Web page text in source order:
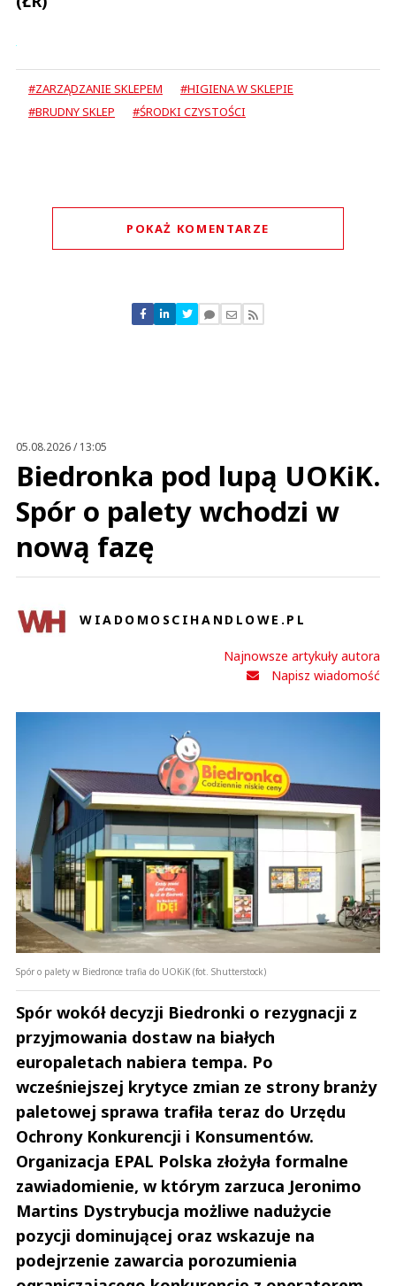
#ZARZĄDZANIE SKLEPEM
#HIGIENA W SKLEPIE
#BRUDNY SKLEP
#ŚRODKI CZYSTOŚCI
POKAŻ KOMENTARZE
Nie znaleziono komentarzy
Zostaw swoje komentarze
05.08.2026 / 13:05
Biedronka pod lupą UOKiK.
Spór o palety wchodzi w
nową fazę
WIADOMOSCIHANDLOWE.PL
Najnowsze artykuły autora
Napisz wiadomość
Spór o palety w Biedronce trafia do UOKiK (fot. Shutterstock)
Spór wokół decyzji Biedronki o rezygnacji z
przyjmowania dostaw na białych
europaletach nabiera tempa. Po
wcześniejszej krytyce zmian ze strony branży
paletowej sprawa trafiła teraz do Urzędu
Ochrony Konkurencji i Konsumentów.
Organizacja EPAL Polska złożyła formalne
zawiadomienie, w którym zarzuca Jeronimo
Martins Dystrybucja możliwe nadużycie
pozycji dominującej oraz wskazuje na
podejrzenie zawarcia porozumienia